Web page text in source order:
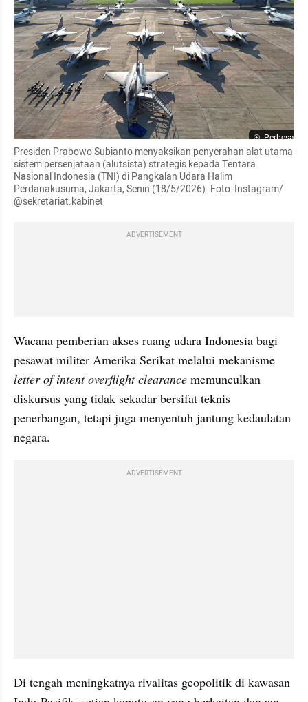
Perbesar
Presiden Prabowo Subianto menyaksikan penyerahan alat utama
sistem persenjataan (alutsista) strategis kepada Tentara
Nasional Indonesia (TNI) di Pangkalan Udara Halim
Perdanakusuma, Jakarta, Senin (18/5/2026). Foto: Instagram/
@sekretariat.kabinet
ADVERTISEMENT
Wacana pemberian akses ruang udara Indonesia bagi
letter of intent overflight clearance memunculkan
diskursus yang tidak sekadar bersifat teknis
penerbangan, tetapi juga menyentuh jantung kedaulatan
negara.
ADVERTISEMENT
Di tengah meningkatnya rivalitas geopolitik di kawasan